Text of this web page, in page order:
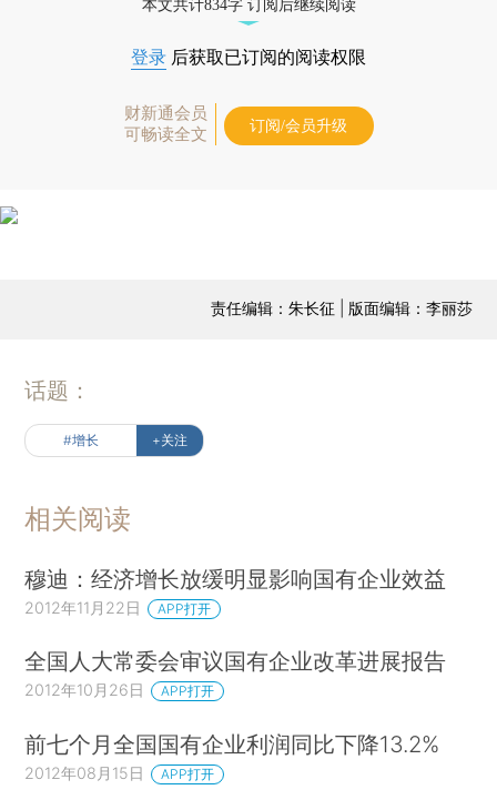
本文共计834字 订阅后继续阅读
登录 后获取已订阅的阅读权限
财新通会员
可畅读全文
订阅/会员升级
责任编辑：朱长征 | 版面编辑：李丽莎
话题：
#增长 +关注
相关阅读
穆迪：经济增长放缓明显影响国有企业效益
2012年11月22日 APP打开
全国人大常委会审议国有企业改革进展报告
2012年10月26日 APP打开
前七个月全国国有企业利润同比下降13.2%
2012年08月15日 APP打开